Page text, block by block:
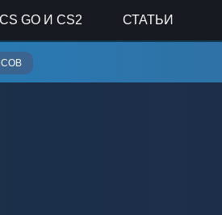
GO И CS2 СТАТЬИ